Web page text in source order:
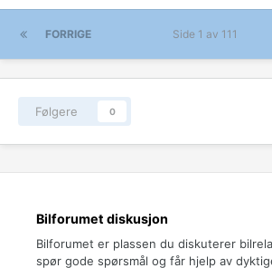
FORRIGE Side 1 av 111
Følgere 0
Bilforumet diskusjon
Bilforumet er plassen du diskuterer
spør gode spørsmål og får hjelp av